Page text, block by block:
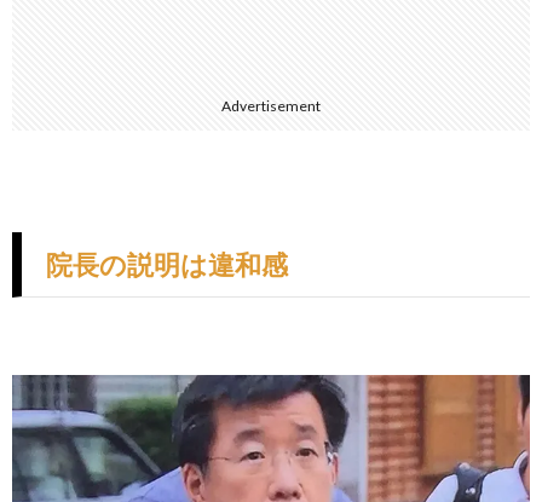
Advertisement
院長の説明は違和感